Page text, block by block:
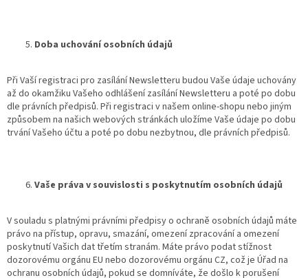
Doba uchování osobních údajů
Při Vaší registraci pro zasílání Newsletteru budou Vaše údaje uchovány
až do okamžiku Vašeho odhlášení zasílání Newsletteru a poté po dobu
dle právních předpisů. Při registraci v našem online-shopu nebo jiným
způsobem na našich webových stránkách uložíme Vaše údaje po dobu
trvání Vašeho účtu a poté po dobu nezbytnou, dle právních předpisů.
Vaše práva v souvislosti s poskytnutím osobních údajů
V souladu s platnými právními předpisy o ochraně osobních údajů máte
právo na přístup, opravu, smazání, omezení zpracování a omezení
poskytnutí Vašich dat třetím stranám. Máte právo podat stížnost
dozorovému orgánu EU nebo dozorovému orgánu CZ, což je Úřad na
ochranu osobních údajů, pokud se domníváte, že došlo k porušení